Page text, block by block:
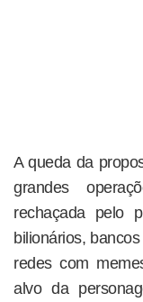
A queda da
grandes
rechaçada pelo
bilionários,
redes com
alvo da